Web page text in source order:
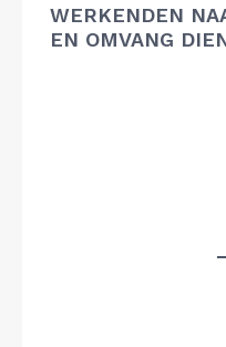
WERKENDEN
EN OMVANG